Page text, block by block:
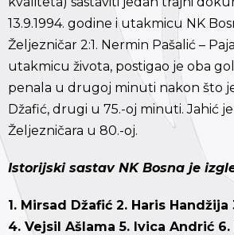
13.9.1994. godine i utakmicu NK
Željezničar 2:1. Nermin Pašalić –
utakmicu života, postigao je oba
penala u drugoj minuti nakon što
Džafić, drugi u 75.-oj minuti. Jahić
Željezničara u 80.-oj.
Istorijski sastav NK Bosna je
1. Mirsad Džafić 2. Haris
4. Vejsil Ašlama 5. Ivica Andrić